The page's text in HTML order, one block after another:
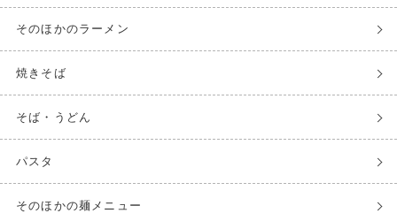
そのほかのラーメン
焼きそば
そば・うどん
パスタ
そのほかの麺メニュー